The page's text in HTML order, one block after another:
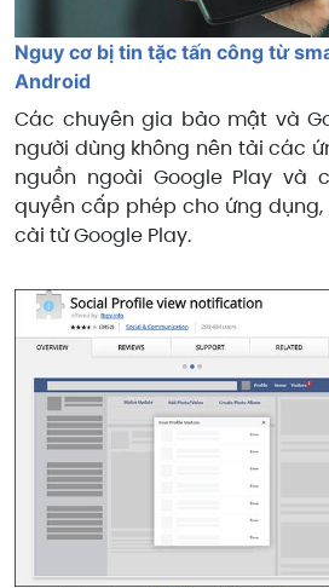
Nguy cơ bị tin tặc tấn công từ
Android
Các chuyên gia bảo mật và
người dùng không nên tải các
nguồn ngoài Google Play và
quyền cấp phép cho ứng
cài từ Google Play.